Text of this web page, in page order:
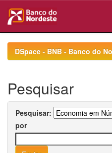
navigationDSpace - BNB - Banco do
Pesquisar
Pesquisar:
por